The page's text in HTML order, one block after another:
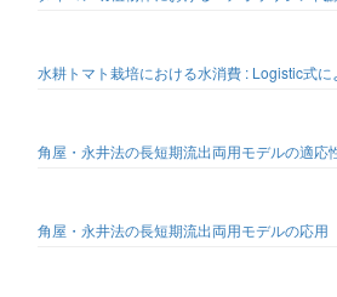
水耕トマト栽培における水消費 : Logistic式
角屋・永井法の長短期流出両用モデルの適応
角屋・永井法の長短期流出両用モデルの応用